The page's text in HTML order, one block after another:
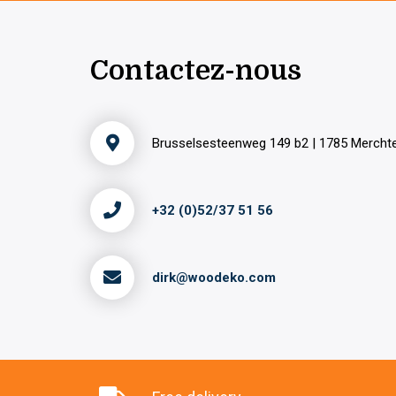
Contactez-nous
Brusselsesteenweg 149 b2 | 1785
+32 (0)52/37 51 56
dirk@woodeko.com